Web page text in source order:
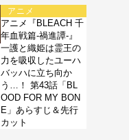
アニメ
アニメ『BLEACH 千
年血戦篇-禍進譚-』
一護と織姫は霊王の
力を吸収したユーハ
バッハに立ち向か
う…！ 第43話「BL
OOD FOR MY BON
E」あらすじ＆先行
カット